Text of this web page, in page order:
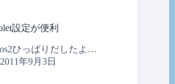
設定が便利
ひっぱりだしたよ…
2011年9月3日